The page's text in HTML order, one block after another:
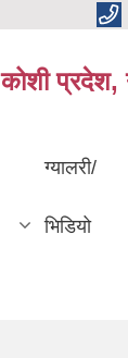
कोशी
ग्यालरी/
भिडियो